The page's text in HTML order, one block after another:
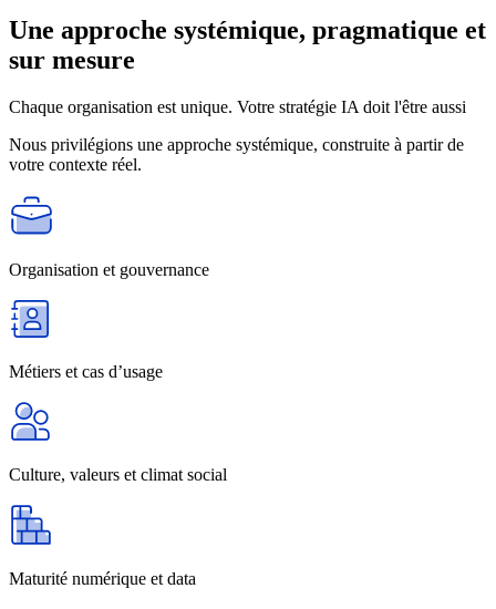
Une approche systémique, pragmatique et
sur mesure
Chaque organisation est unique. Votre stratégie IA doit l'être aussi
Nous privilégions une approche systémique, construite à partir de
votre contexte réel.
Organisation et gouvernance
Métiers et cas d’usage
Culture, valeurs et climat social
Maturité numérique et data